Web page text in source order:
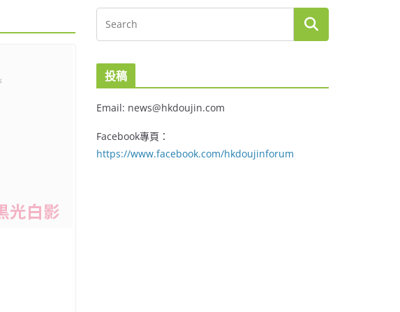
投稿
Email: news@hkdoujin.com
Facebook專頁：
https://www.facebook.com/hkdoujinforum